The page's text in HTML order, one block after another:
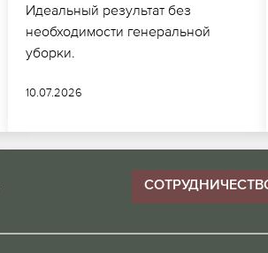
Идеальный результат без
необходимости генеральной
уборки.
10.07.2026